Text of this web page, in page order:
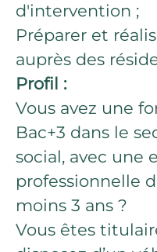
d'intervention ;
Préparer et
auprès des
Profil :
Vous avez une
Bac+3 dans le
social, avec une
professionnelle
moins 3 ans ?
Vous êtes